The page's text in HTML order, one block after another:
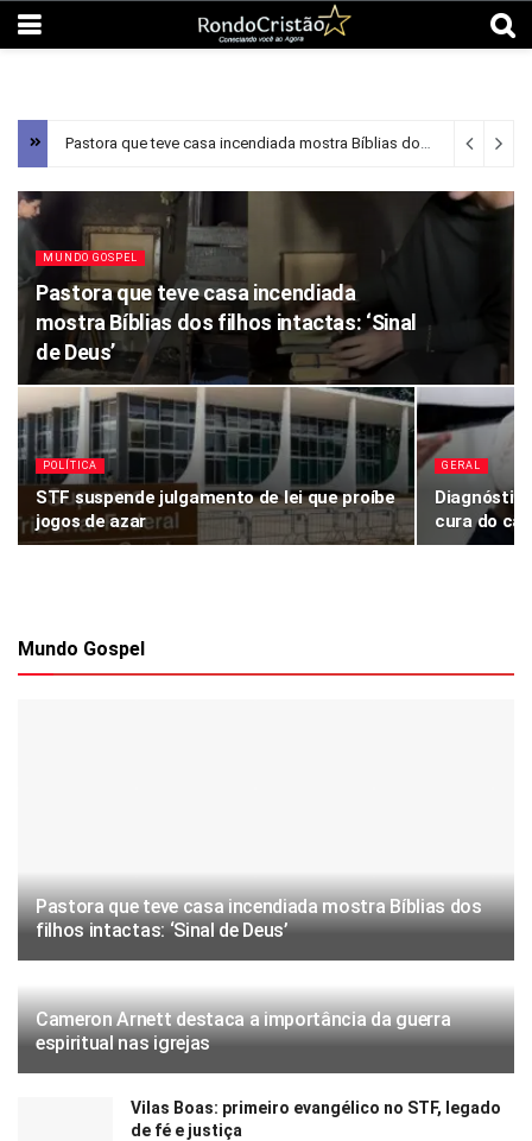
Pastora que teve casa incendiada mostra Bíblias dos filhos intactas: ‘Sinal de Deus’
MUNDO GOSPEL
Pastora que teve casa incendiada
mostra Bíblias dos filhos intactas: ‘Sinal
de Deus’
POLÍTICA
STF suspende julgamento de lei que proíbe
jogos de azar
GERAL
cura do
Mundo Gospel
Pastora que teve casa incendiada mostra Bíblias dos
filhos intactas: ‘Sinal de Deus’
Cameron Arnett destaca a importância da guerra
espiritual nas igrejas
Vilas Boas: primeiro evangélico no STF, legado
de fé e justiça